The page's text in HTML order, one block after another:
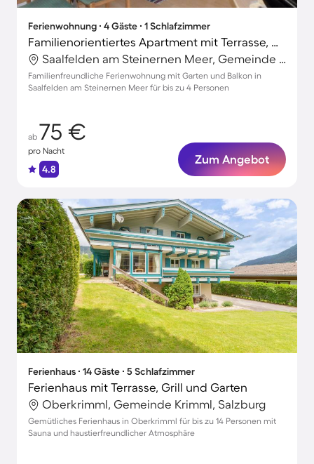
Ferienwohnung ∙ 4 Gäste ∙ 1 Schlafzimmer
Familienorientiertes Apartment mit Terrasse, Grill und Garten
Saalfelden am Steinernen Meer, Gemeinde Saalfelden am Steinernen Meer, Salzburg
Familienfreundliche Ferienwohnung mit Garten und Balkon in
Saalfelden am Steinernen Meer für bis zu 4 Personen
ab 75 €
pro Nacht
4.8
Zum Angebot
Ferienhaus ∙ 14 Gäste ∙ 5 Schlafzimmer
Ferienhaus mit Terrasse, Grill und Garten
Oberkrimml, Gemeinde Krimml, Salzburg
Gemütliches Ferienhaus in Oberkrimml für bis zu 14 Personen mit
Sauna und haustierfreundlicher Atmosphäre